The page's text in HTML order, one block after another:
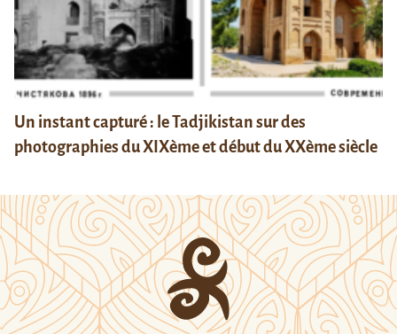
Un instant capturé : le Tadjikistan sur des
photographies du XIXème et début du XXème siècle